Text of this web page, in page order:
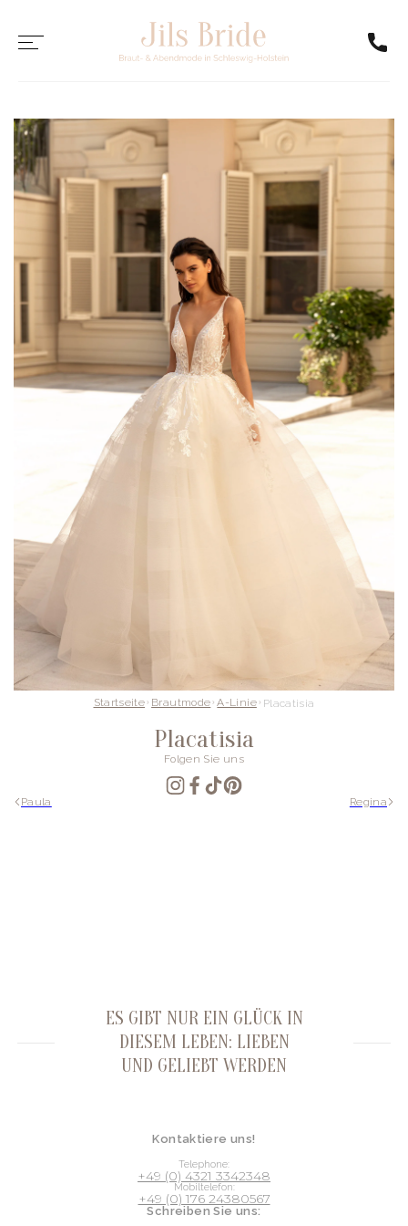
Startseite Brautmode A-Linie Placatisia
Placatisia
Folgen Sie uns
Paula Regina
ES GIBT NUR EIN GLÜCK IN
DIESEM LEBEN: LIEBEN
UND GELIEBT WERDEN
Kontaktiere uns!
Telephone:
+49 (0) 4321 3342348
Mobiltelefon:
+49 (0) 176 24380567
Schreiben Sie uns: